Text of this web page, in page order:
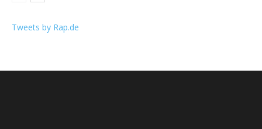
Tweets by Rap.de